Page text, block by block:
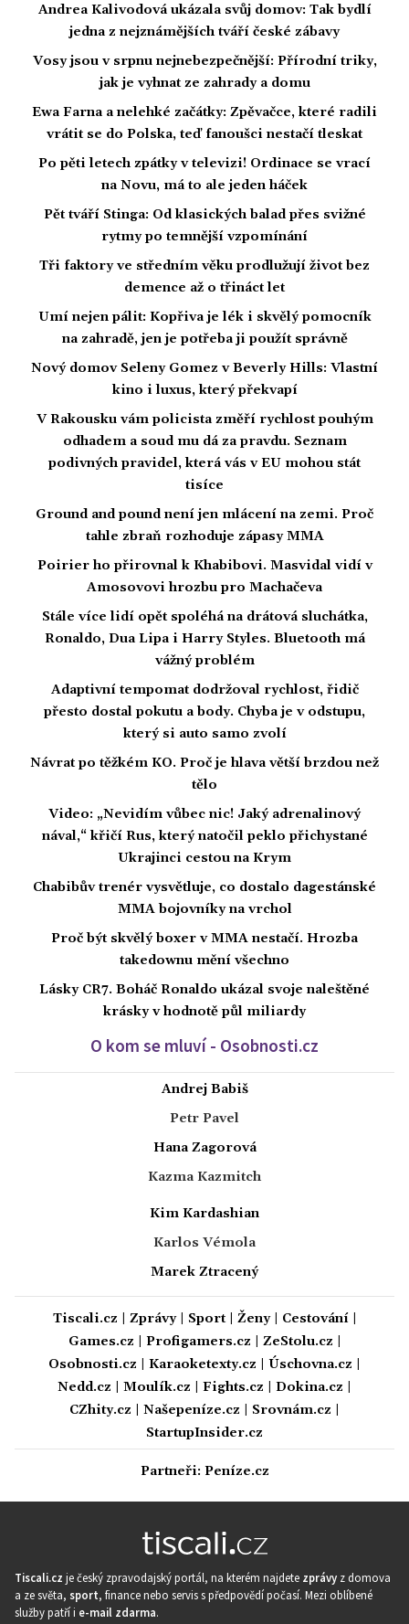
Andrea Kalivodová ukázala svůj domov: Tak bydlí
jedna z nejznámějších tváří české zábavy
Vosy jsou v srpnu nejnebezpečnější: Přírodní triky,
jak je vyhnat ze zahrady a domu
Ewa Farna a nelehké začátky: Zpěvačce, které radili
vrátit se do Polska, teď fanoušci nestačí tleskat
Po pěti letech zpátky v televizi! Ordinace se vrací
na Novu, má to ale jeden háček
Pět tváří Stinga: Od klasických balad přes svižné
rytmy po temnější vzpomínání
Tři faktory ve středním věku prodlužují život bez
demence až o třináct let
Umí nejen pálit: Kopřiva je lék i skvělý pomocník
na zahradě, jen je potřeba ji použít správně
Nový domov Seleny Gomez v Beverly Hills: Vlastní
kino i luxus, který překvapí
V Rakousku vám policista změří rychlost pouhým
odhadem a soud mu dá za pravdu. Seznam
podivných pravidel, která vás v EU mohou stát
tisíce
Ground and pound není jen mlácení na zemi. Proč
tahle zbraň rozhoduje zápasy MMA
Poirier ho přirovnal k Khabibovi. Masvidal vidí v
Amosovovi hrozbu pro Machačeva
Stále více lidí opět spoléhá na drátová sluchátka,
Ronaldo, Dua Lipa i Harry Styles. Bluetooth má
vážný problém
Adaptivní tempomat dodržoval rychlost, řidič
přesto dostal pokutu a body. Chyba je v odstupu,
který si auto samo zvolí
Návrat po těžkém KO. Proč je hlava větší brzdou než
tělo
Video: „Nevidím vůbec nic! Jaký adrenalinový
nával,“ křičí Rus, který natočil peklo přichystané
Ukrajinci cestou na Krym
Chabibův trenér vysvětluje, co dostalo dagestánské
MMA bojovníky na vrchol
Proč být skvělý boxer v MMA nestačí. Hrozba
takedownu mění všechno
Lásky CR7. Boháč Ronaldo ukázal svoje naleštěné
krásky v hodnotě půl miliardy
O kom se mluví - Osobnosti.cz
Andrej Babiš
Petr Pavel
Hana Zagorová
Kazma Kazmitch
Kim Kardashian
Karlos Vémola
Marek Ztracený
Tiscali.cz Zprávy| Sport| Ženy| Cestování|
Games.cz
Profigamers.cz ZeStolu.cz
Osobnosti.cz
Karaoketexty.cz Úschovna.cz
Nedd.cz
Moulík.cz Fights.cz Dokina.cz
CZhity.cz
Našepeníze.cz Srovnám.cz
StartupInsider.cz
Partneři: Peníze.cz
Tiscali.cz je český zpravodajský portál, na kterém najdete zprávy z domova
a ze světa, sport, finance nebo servis s předpovědí počasí. Mezi oblíbené
služby patří i e-mail zdarma.